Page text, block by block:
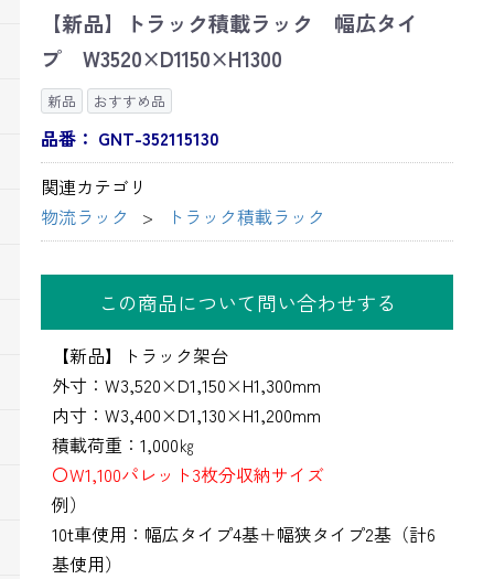
【新品】トラック積載ラック 幅広タイ
プ W3520×D1150×H1300
新品 おすすめ品
品番： GNT-352115130
関連カテゴリ
物流ラック
トラック積載ラック
この商品について問い合わせする
【新品】トラック架台
外寸：W3,520×D1,150×H1,300mm
内寸：W3,400×D1,130×H1,200mm
積載荷重：1,000㎏
〇W1,100パレット3枚分収納サイズ
例）
10t車使用：幅広タイプ4基＋幅狭タイプ2基（計6
基使用）